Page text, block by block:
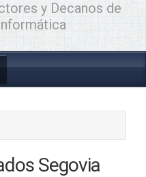
y Decanos de
Segovia